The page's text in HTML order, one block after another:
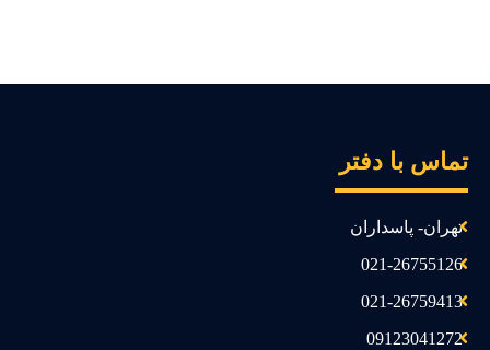
با دفتر
تهران- پاسداران
021-26755126
021-26759413
09123041272